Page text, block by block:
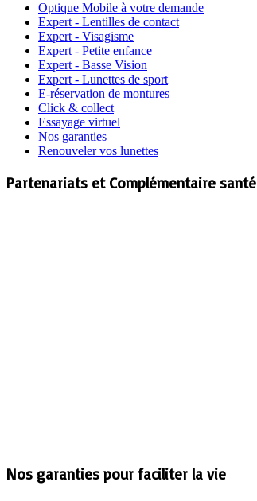
Optique Mobile à votre demande
Expert - Lentilles de contact
Expert - Visagisme
Expert - Petite enfance
Expert - Basse Vision
Expert - Lunettes de sport
E-réservation de montures
Click & collect
Essayage virtuel
Nos garanties
Renouveler vos lunettes
Partenariats et Complémentaire santé
Nos garanties pour faciliter la vie